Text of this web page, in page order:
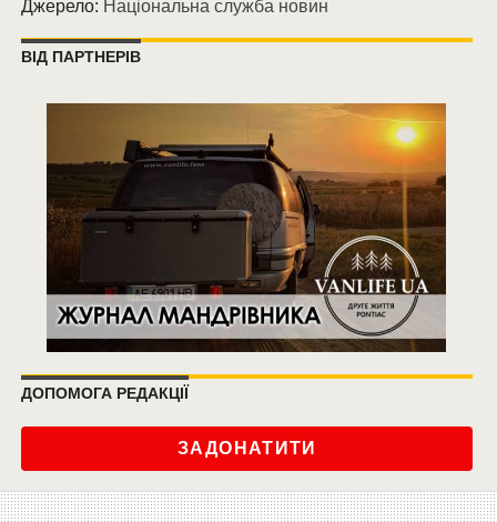
Джерело: Національна служба новин
ВІД ПАРТНЕРІВ
ДОПОМОГА РЕДАКЦІЇ
ЗАДОНАТИТИ